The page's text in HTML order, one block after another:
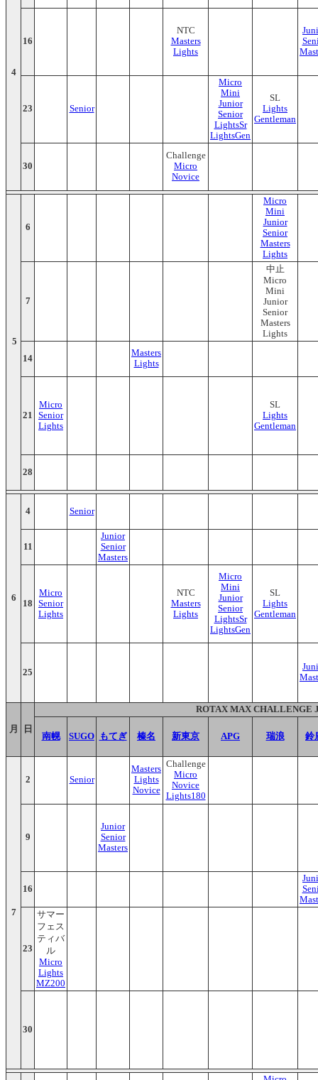
4
16
NTC
Masters
Lights
23 Senior
Micro
Mini
Junior
Senior
LightsSr
LightsGen
SL
Lights
Gentleman
30
Challenge
Micro
Novice
5
6
Micro
Mini
Junior
Senior
Masters
Lights
7
中止
Micro
Mini
Junior
Senior
Masters
Lights
14
Masters
Lights
21
Micro
Senior
Lights
SL
Lights
Gentleman
28
6
4 Senior
11
Junior
Senior
Masters
18
Micro
Senior
Lights
NTC
Masters
Lights
Micro
Mini
Junior
Senior
LightsSr
LightsGen
SL
Lights
Gentleman
25
月 日
ROTAX MAX CHALLENGE
南幌 SUGO もてぎ 榛名 新東京 APG 瑞浪 鈴
7
2 Senior
Masters
Lights
Novice
Challenge
Micro
Novice
Lights180
9
Junior
Senior
Masters
16
23
サマー
フェス
ティバ
ル
Micro
Lights
MZ200
30